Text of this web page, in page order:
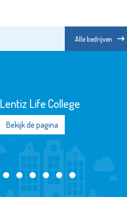
Alle bedrijven
Lentiz Life College
Bekijk de pagina